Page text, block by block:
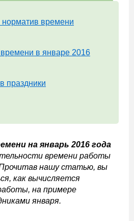
норматив времени
в январе 2016
праздники
на январь 2016 года
времени работы
нашу статью, вы
как вычисляется
на примере
января.